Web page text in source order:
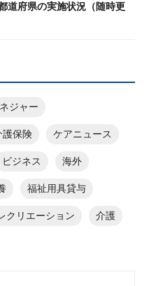
道府県の実施状況（随時更
ジャー
護保険 ケアニュース
ビジネス 海外
福祉用具貸与
クリエーション 介護